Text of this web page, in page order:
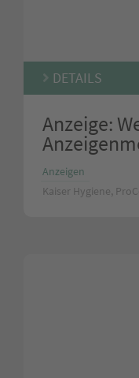
DETAILS
Anzeige:
Anzeigen
Kaiser Hygiene,